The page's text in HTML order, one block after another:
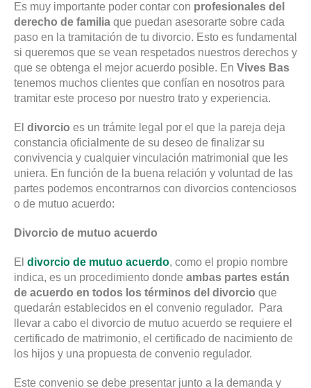
Es muy importante poder contar con profesionales del
derecho de familia que puedan asesorarte sobre cada
paso en la tramitación de tu divorcio. Esto es fundamental
si queremos que se vean respetados nuestros derechos y
que se obtenga el mejor acuerdo posible. En Vives Bas
tenemos muchos clientes que confían en nosotros para
tramitar este proceso por nuestro trato y experiencia.
El divorcio es un trámite legal por el que la pareja deja
constancia oficialmente de su deseo de finalizar su
convivencia y cualquier vinculación matrimonial que les
uniera. En función de la buena relación y voluntad de las
partes podemos encontrarnos con divorcios contenciosos
o de mutuo acuerdo:
Divorcio de mutuo acuerdo
El divorcio de mutuo acuerdo, como el propio nombre
indica, es un procedimiento donde ambas partes están
de acuerdo en todos los términos del divorcio que
quedarán establecidos en el convenio regulador. Para
llevar a cabo el divorcio de mutuo acuerdo se requiere el
certificado de matrimonio, el certificado de nacimiento de
los hijos y una propuesta de convenio regulador.
Este convenio se debe presentar junto a la demanda y